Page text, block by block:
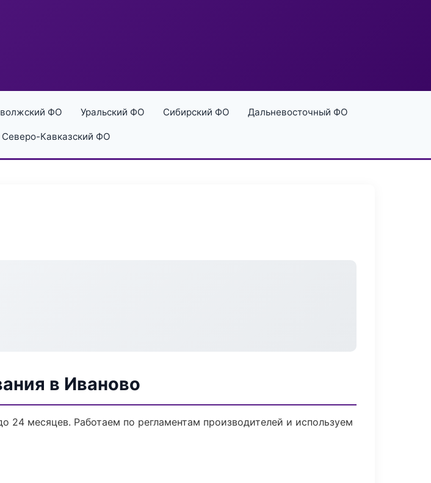
ФО Уральский ФО Сибирский ФО Дальневосточный ФО
Северо-Кавказский ФО
в Иваново
24 месяцев. Работаем по регламентам производителей и используем